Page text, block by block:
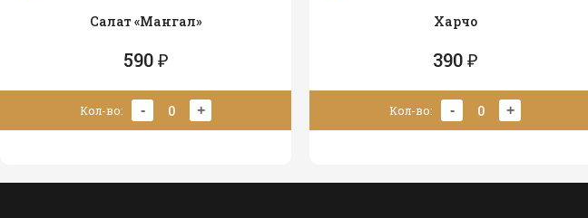
Салат «Мангал»
590 ₽
Кол-во: - 0 +
Харчо
390 ₽
Кол-во: - 0 +